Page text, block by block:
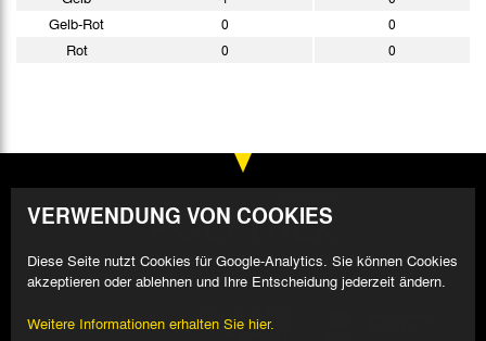
Gelb-Rot 0 0
Rot 0 0
VERWENDUNG VON COOKIES
Diese Seite nutzt Cookies für Google-Analytics. Sie können Cookies
akzeptieren oder ablehnen und Ihre Entscheidung jederzeit ändern.
Weitere Informationen erhalten Sie hier.